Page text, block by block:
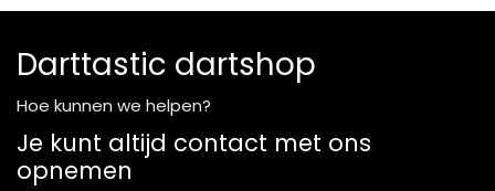
Darttastic dartshop
Hoe kunnen we helpen?
Je kunt altijd contact met ons
opnemen